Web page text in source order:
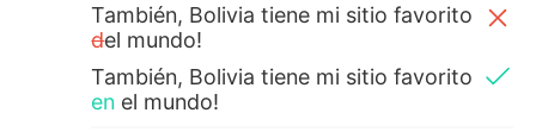
También, Bolivia tiene mi sitio favorito
del mundo!
También, Bolivia tiene mi sitio favorito
en el mundo!